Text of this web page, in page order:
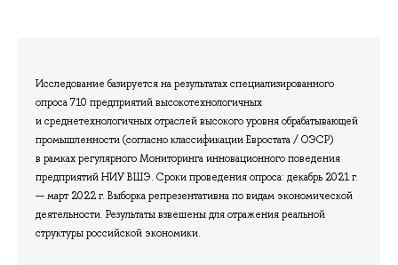
Исследование базируется на результатах специализированного
опроса 710 предприятий высокотехнологичных
и среднетехнологичных отраслей высокого уровня обрабатывающей
промышленности (согласно классификации Евростата / ОЭСР)
в рамках регулярного Мониторинга инновационного поведения
предприятий НИУ ВШЭ. Сроки проведения опроса: декабрь 2021 г.
— март 2022 г. Выборка репрезентативна по видам экономической
деятельности. Результаты взвешены для отражения реальной
структуры российской экономики.